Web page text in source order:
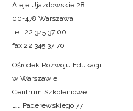
Aleje Ujazdowskie 28
00-478 Warszawa
tel. 22 345 37 00
fax 22 345 37 70
Ośrodek Rozwoju Edukacji
w Warszawie
Centrum Szkoleniowe
ul. Paderewskiego 77